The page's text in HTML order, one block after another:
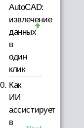
AutoCAD:
извлечение
данных
в
один
клик
Как
ИИ
ассистирует
в